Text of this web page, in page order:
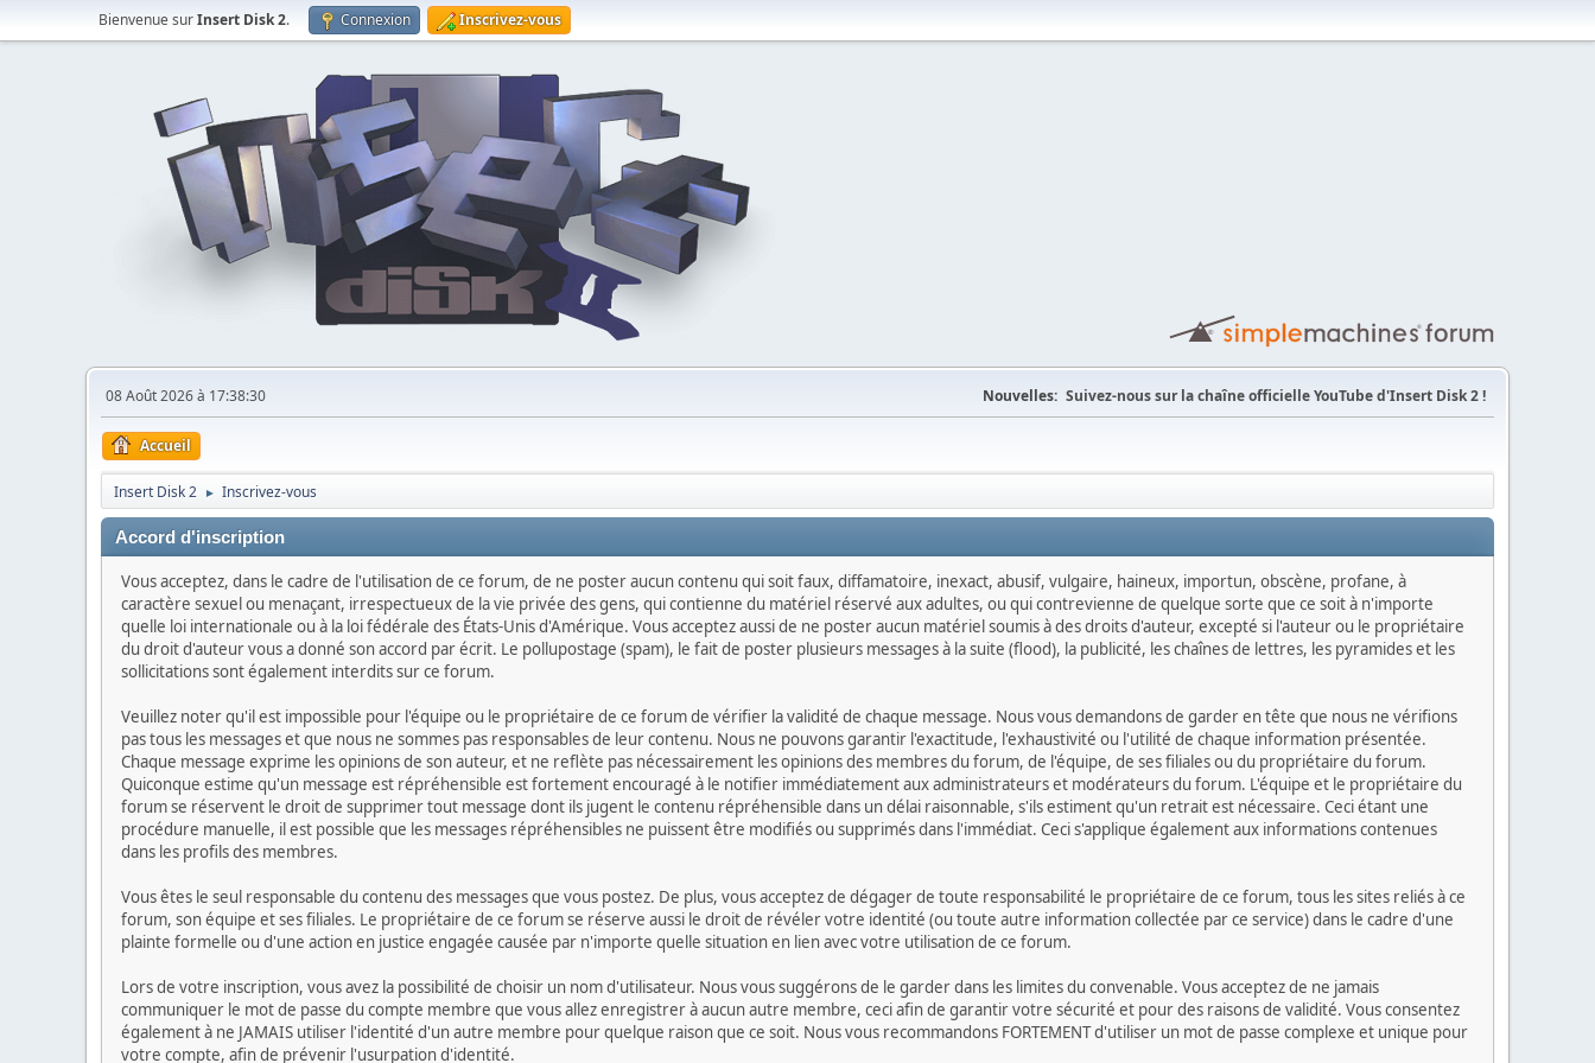
Bienvenue surInsert Disk 2. Connexion Inscrivez-vous
08 Août 2026 à 17:38:30 Nouvelles: Suivez-nous sur la chaîne officielle YouTube d'Insert Disk 2 !
Accueil
Insert Disk 2 ► Inscrivez-vous
Accord d'inscription
Vous acceptez, dans le cadre de l'utilisation de ce forum, de ne poster aucun contenu qui soit faux, diffamatoire, inexact, abusif, vulgaire, haineux, importun, obscène, profane, à
caractère sexuel ou menaçant, irrespectueux de la vie privée des gens, qui contienne du matériel réservé aux adultes, ou qui contrevienne de quelque sorte que ce soit à n'importe
quelle loi internationale ou à la loi fédérale des États-Unis d'Amérique. Vous acceptez aussi de ne poster aucun matériel soumis à des droits d'auteur, excepté si l'auteur ou le propriétaire
du droit d'auteur vous a donné son accord par écrit. Le pollupostage (spam), le fait de poster plusieurs messages à la suite (flood), la publicité, les chaînes de lettres, les pyramides et les
sollicitations sont également interdits sur ce forum.
Veuillez noter qu'il est impossible pour l'équipe ou le propriétaire de ce forum de vérifier la validité de chaque message. Nous vous demandons de garder en tête que nous ne vérifions
pas tous les messages et que nous ne sommes pas responsables de leur contenu. Nous ne pouvons garantir l'exactitude, l'exhaustivité ou l'utilité de chaque information présentée.
Chaque message exprime les opinions de son auteur, et ne reflète pas nécessairement les opinions des membres du forum, de l'équipe, de ses filiales ou du propriétaire du forum.
Quiconque estime qu'un message est répréhensible est fortement encouragé à le notifier immédiatement aux administrateurs et modérateurs du forum. L'équipe et le propriétaire du
forum se réservent le droit de supprimer tout message dont ils jugent le contenu répréhensible dans un délai raisonnable, s'ils estiment qu'un retrait est nécessaire. Ceci étant une
procédure manuelle, il est possible que les messages répréhensibles ne puissent être modifiés ou supprimés dans l'immédiat. Ceci s'applique également aux informations contenues
dans les profils des membres.
Vous êtes le seul responsable du contenu des messages que vous postez. De plus, vous acceptez de dégager de toute responsabilité le propriétaire de ce forum, tous les sites reliés à ce
forum, son équipe et ses filiales. Le propriétaire de ce forum se réserve aussi le droit de révéler votre identité (ou toute autre information collectée par ce service) dans le cadre d'une
plainte formelle ou d'une action en justice engagée causée par n'importe quelle situation en lien avec votre utilisation de ce forum.
Lors de votre inscription, vous avez la possibilité de choisir un nom d'utilisateur. Nous vous suggérons de le garder dans les limites du convenable. Vous acceptez de ne jamais
communiquer le mot de passe du compte membre que vous allez enregistrer à aucun autre membre, ceci afin de garantir votre sécurité et pour des raisons de validité. Vous consentez
également à ne JAMAIS utiliser l'identité d'un autre membre pour quelque raison que ce soit. Nous vous recommandons FORTEMENT d'utiliser un mot de passe complexe et unique pour
votre compte, afin de prévenir l'usurpation d'identité.